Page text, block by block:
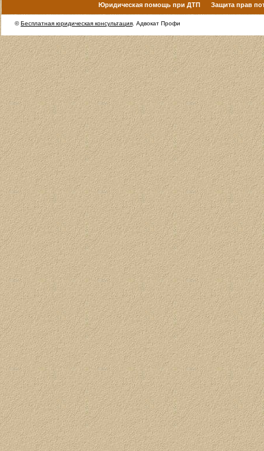
Юридическая помощь при ДТП Защита прав
©Бесплатная юридическая консультация . Адвокат Профи